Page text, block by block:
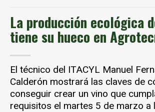
La producción ecológica
tiene su hueco en
El técnico del ITACYL Manuel
Calderón mostrará las claves de
conseguir crear un vino que
requisitos el martes 5 de marzo a